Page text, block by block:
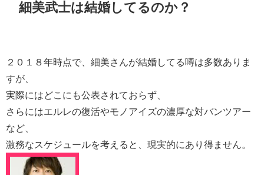
細美武士は結婚してるのか？
２０１８年時点で、細美さんが結婚してる噂は多数ありま
すが、
実際にはどこにも公表されておらず、
さらにはエルレの復活やモノアイズの濃厚な対バンツアー
など、
激務なスケジュールを考えると、現実的にあり得ません。